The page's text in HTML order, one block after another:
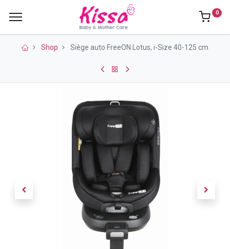
0
Shop Siège auto FreeON Lotus, i-Size 40-125 cm